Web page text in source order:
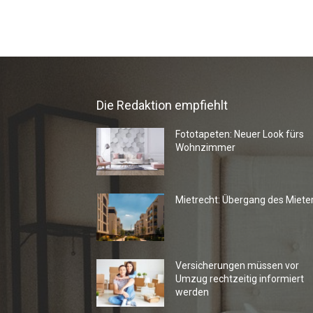
Die Redaktion empfiehlt
Fototapeten: Neuer Look fürs
Wohnzimmer
Mietrecht: Übergang des
Versicherungen müssen vor
Umzug rechtzeitig informiert
werden